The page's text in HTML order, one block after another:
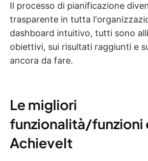
Il processo di pianificazione
trasparente in tutta
dashboard intuitivo, tutti sono
obiettivi, sui risultati raggiunti e
ancora da fare.
Le migliori
funzionalità/funzioni
AchieveIt